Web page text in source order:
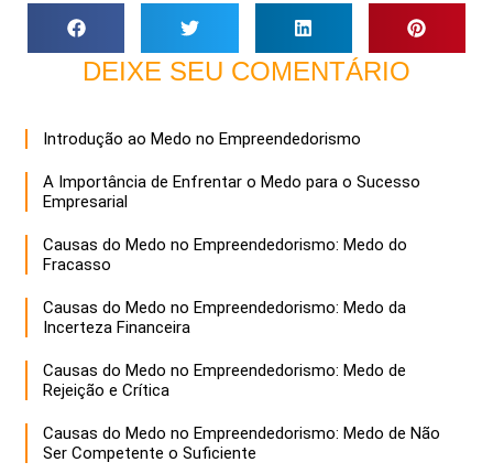
DEIXE SEU COMENTÁRIO
Introdução ao Medo no Empreendedorismo
A Importância de Enfrentar o Medo para o Sucesso
Empresarial
Causas do Medo no Empreendedorismo: Medo do
Fracasso
Causas do Medo no Empreendedorismo: Medo da
Incerteza Financeira
Causas do Medo no Empreendedorismo: Medo de
Rejeição e Crítica
Causas do Medo no Empreendedorismo: Medo de Não
Ser Competente o Suficiente